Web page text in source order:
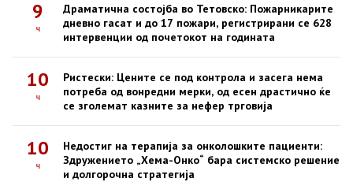
9
ч
Драматична состојба во Тетовско: Пожарникарите
дневно гасат и до 17 пожари, регистрирани се 628
интервенции од почетокот на годината
10
ч
Ристески: Цените се под контрола и засега нема
потреба од вонредни мерки, од есен драстично ќе
се зголемат казните за нефер трговија
10
ч
Недостиг на терапија за онколошките пациенти:
Здружението „Хема-Онко“ бара системско решение
и долгорочна стратегија